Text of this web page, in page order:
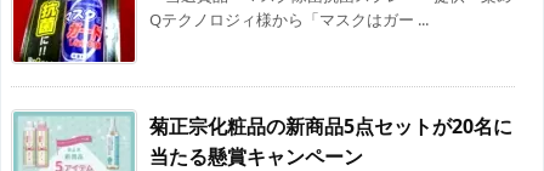
Qテクノロジィ様から「マスクはガー ...
菊正宗化粧品の新商品5点セットが20名に
当たる懸賞キャンペーン